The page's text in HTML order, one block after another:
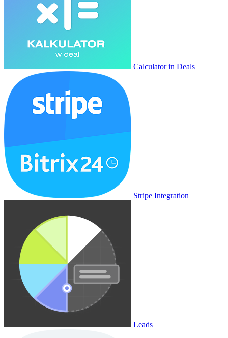
Calculator in Deals
Stripe Integration
Leads